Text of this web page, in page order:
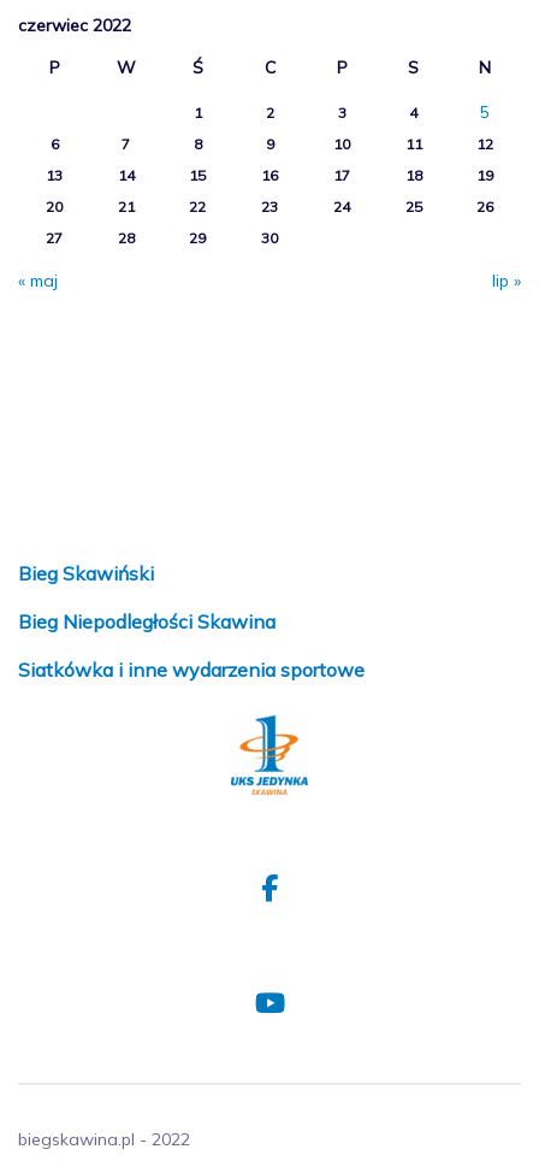
czerwiec 2022
P
W Ś C P S N
1 2 3 4 5
6 7 8 9 10 11
12
13
14 15 16 17 18
19
20
21 22 23 24 25
26
27
28 29 30
« maj lip »
Bieg Skawiński
Bieg Niepodległości Skawina
Siatkówka i inne wydarzenia sportowe
biegskawina.pl - 2022